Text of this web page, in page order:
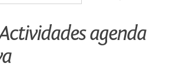
agenda